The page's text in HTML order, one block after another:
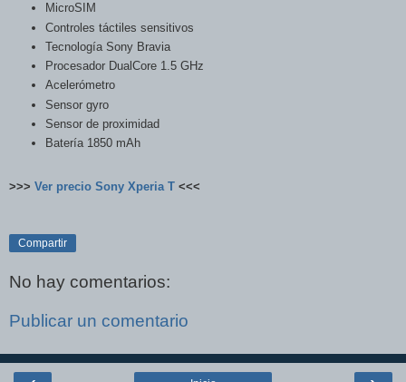
MicroSIM
Controles táctiles sensitivos
Tecnología Sony Bravia
Procesador DualCore 1.5 GHz
Acelerómetro
Sensor gyro
Sensor de proximidad
Batería 1850 mAh
>>> Ver precio Sony Xperia T <<<
Compartir
No hay comentarios:
Publicar un comentario